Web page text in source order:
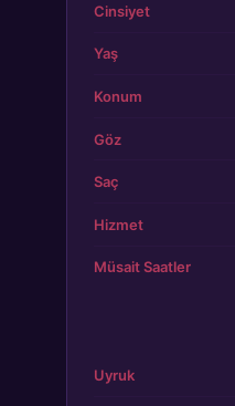
Cinsiyet
Yaş
Konum
Göz
Saç
Hizmet
Müsait Saatler
Uyruk